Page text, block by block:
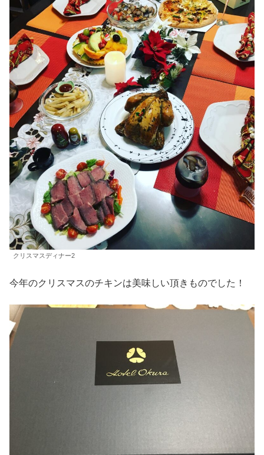
クリスマスディナー2
今年のクリスマスのチキンは美味しい頂きものでした！